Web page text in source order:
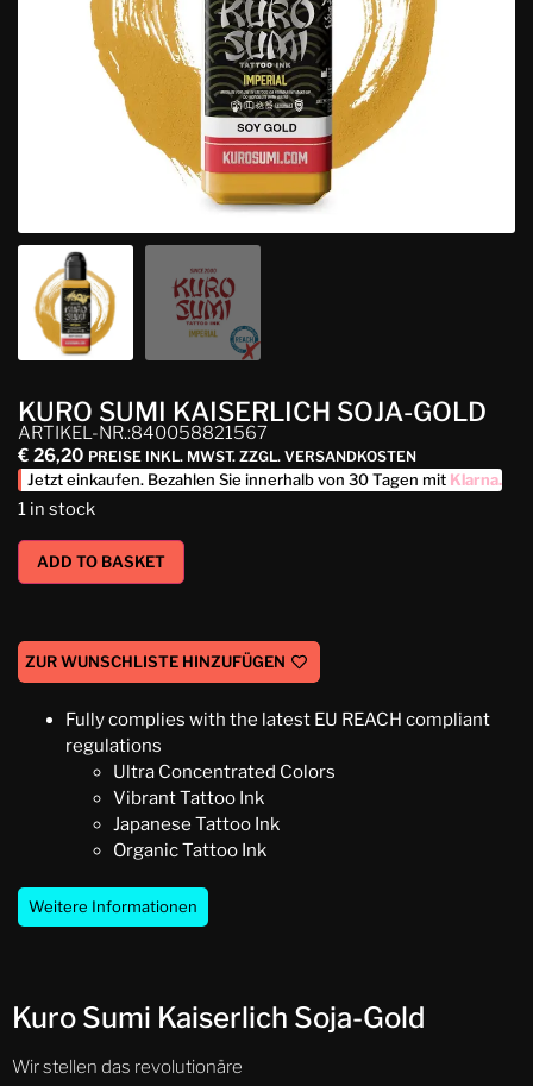
KURO SUMI KAISERLICH SOJA-GOLD
ARTIKEL-NR.:840058821567
€ 26,20 PREISE INKL. MWST. ZZGL. VERSANDKOSTEN
Jetzt einkaufen. Bezahlen Sie innerhalb von 30 Tagen mit Klarna.
1 in stock
ADD TO BASKET
ZUR WUNSCHLISTE HINZUFÜGEN
Fully complies with the latest EU REACH compliant
regulations
Ultra Concentrated Colors
Vibrant Tattoo Ink
Japanese Tattoo Ink
Organic Tattoo Ink
Weitere Informationen
Kuro Sumi Kaiserlich Soja-Gold
Wir stellen das revolutionäre